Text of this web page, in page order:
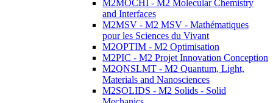
M2MOCHI - M2 Molecular Chemistry
and Interfaces
M2MSV - M2 MSV - Mathématiques
pour les Sciences du Vivant
M2OPTIM - M2 Optimisation
M2PIC - M2 Projet Innovation Conception
M2QNSLMT - M2 Quantum, Light,
Materials and Nanosciences
M2SOLIDS - M2 Solids - Solid